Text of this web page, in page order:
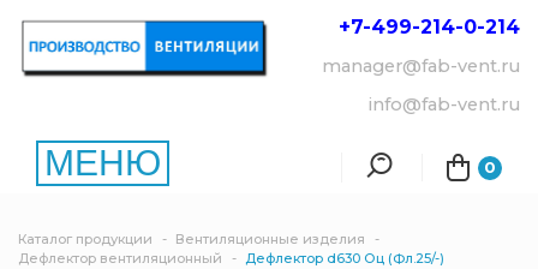
МЕНЮ 0
+7-499-214-0-214
manager@fab-vent.ru
info@fab-vent.ru
Каталог продукции
Вентиляционные изделия
Дефлектор вентиляционный
Дефлектор d630 Оц (Фл.25/-)